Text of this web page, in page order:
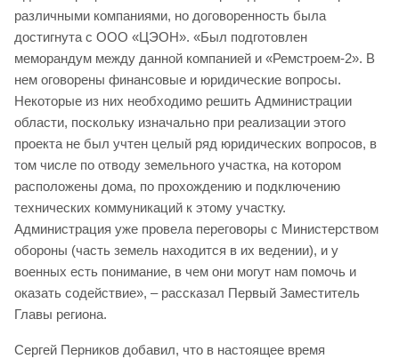
различными компаниями, но договоренность была
достигнута с ООО «ЦЭОН». «Был подготовлен
меморандум между данной компанией и «Ремстроем-2». В
нем оговорены финансовые и юридические вопросы.
Некоторые из них необходимо решить Администрации
области, поскольку изначально при реализации этого
проекта не был учтен целый ряд юридических вопросов, в
том числе по отводу земельного участка, на котором
расположены дома, по прохождению и подключению
технических коммуникаций к этому участку.
Администрация уже провела переговоры с Министерством
обороны (часть земель находится в их ведении), и у
военных есть понимание, в чем они могут нам помочь и
оказать содействие», – рассказал Первый Заместитель
Главы региона.
Сергей Перников добавил, что в настоящее время